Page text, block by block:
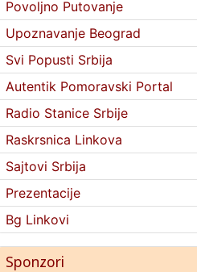
Povoljno Putovanje
Upoznavanje Beograd
Svi Popusti Srbija
Autentik Pomoravski Portal
Radio Stanice Srbije
Raskrsnica Linkova
Sajtovi Srbija
Prezentacije
Bg Linkovi
Sponzori